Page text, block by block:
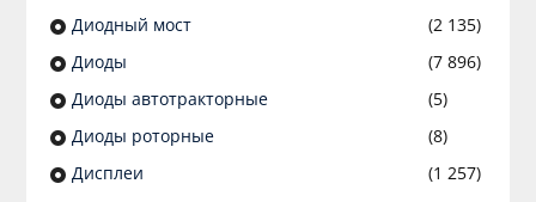
Диодный мост
(2 135)
Диоды
(7 896)
Диоды автотракторные
(5)
Диоды роторные
(8)
Дисплеи
(1 257)